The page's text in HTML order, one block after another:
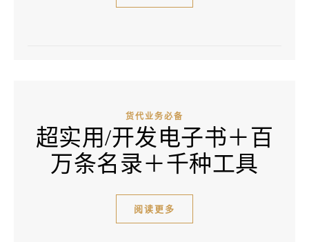
货代业务必备
超实用/开发电子书＋百
万条名录＋千种工具
阅读更多